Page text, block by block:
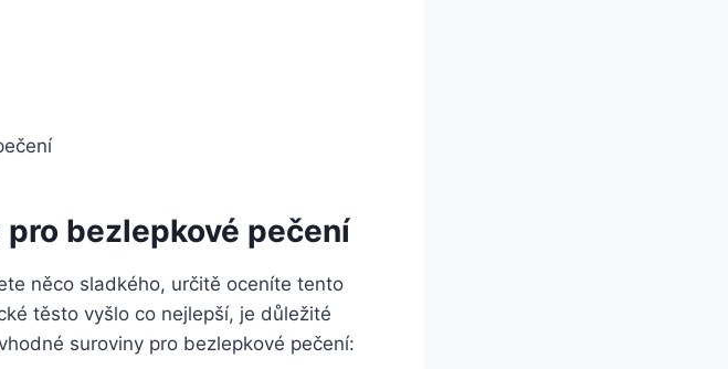
bezlepkové pečení
něco sladkého, určitě oceníte tento
těsto vyšlo co nejlepší, je důležité
suroviny pro bezlepkové pečení: